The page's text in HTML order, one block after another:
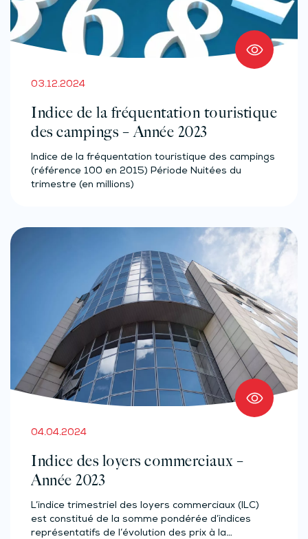
03.12.2024
Indice de la fréquentation touristique
des campings – Année 2023
Indice de la fréquentation touristique des campings
(référence 100 en 2015) Période Nuitées du
trimestre (en millions)
04.04.2024
Indice des loyers commerciaux –
Année 2023
L’indice trimestriel des loyers commerciaux (ILC)
est constitué de la somme pondérée d’indices
représentatifs de l’évolution des prix à la…